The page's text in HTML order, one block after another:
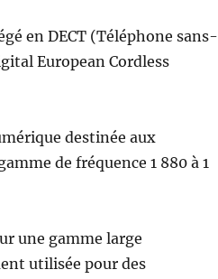
en DECT (Téléphone sans-
European Cordless
destinée aux
de fréquence 1 880 à 1
une gamme large
utilisée pour des